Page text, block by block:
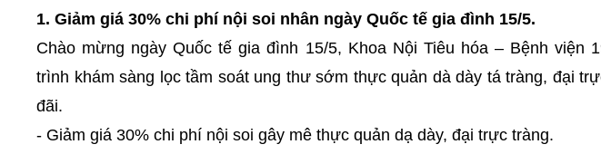
1. Giảm giá 30% chi phí nội soi nhân ngày Quốc tế gia đình 15/5.
Chào mừng ngày Quốc tế gia đình 15/5, Khoa Nội Tiêu hóa – Bệnh viện
trình khám sàng lọc tầm soát ung thư sớm thực quản dà dày tá tràng, đại
đãi.
- Giảm giá 30% chi phí nội soi gây mê thực quản dạ dày, đại trực tràng.